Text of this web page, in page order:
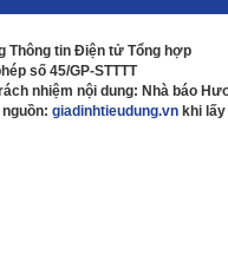
Thông tin Điện tử Tổng hợp
số 45/GP-STTTT
nhiệm nội dung: Nhà báo
giadinhtieudung.vn khi